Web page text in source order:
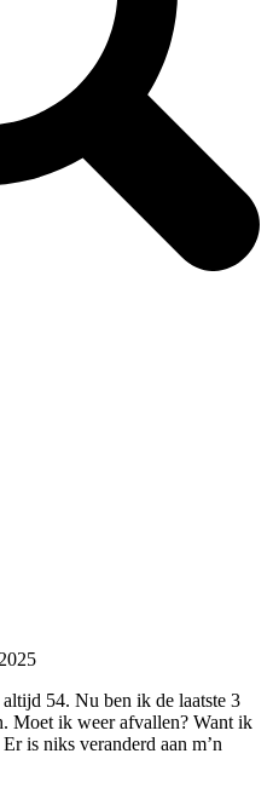
54. Nu ben ik de laatste 3
Moet ik weer afvallen? Want ik
is niks veranderd aan m’n